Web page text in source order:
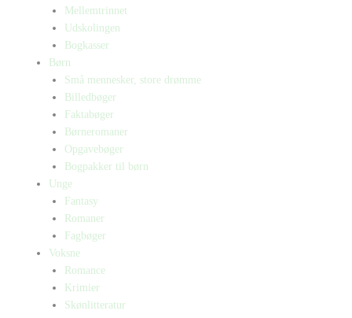
Mellemtrinnet
Udskolingen
Bogkasser
Børn
Små mennesker, store drømme
Billedbøger
Faktabøger
Børneromaner
Opgavebøger
Bogpakker til børn
Unge
Fantasy
Romaner
Fagbøger
Voksne
Romance
Krimier
Skønlitteratur